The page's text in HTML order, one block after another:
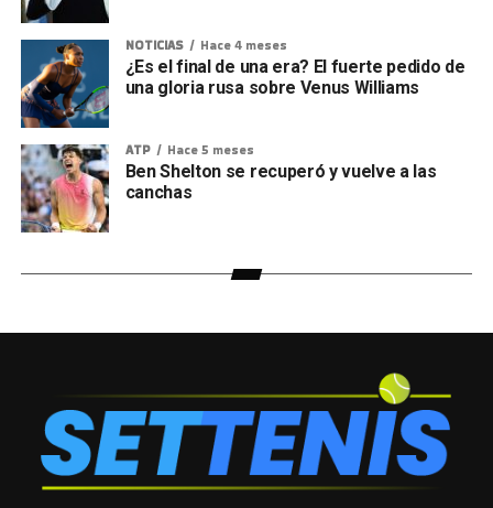
NOTICIAS Hace 4 meses
¿Es el final de una era? El fuerte pedido de
una gloria rusa sobre Venus Williams
ATP Hace 5 meses
Ben Shelton se recuperó y vuelve a las
canchas